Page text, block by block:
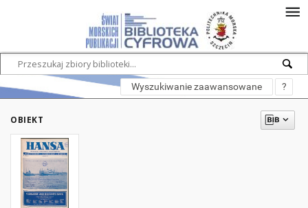
Wyszukiwanie zaawansowane ?
OBIEKT